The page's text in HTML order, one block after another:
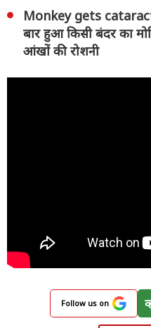
Monkey gets
बार हुआ किसी बंदर का
आंखों की रोशनी
Follow us on